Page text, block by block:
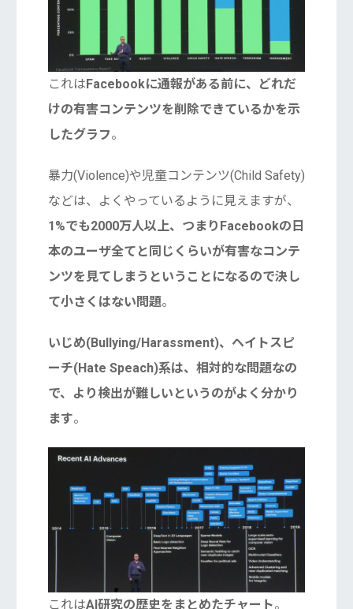
これは Facebookに通報がある前に、どれだ
けの有害コンテンツを削除できているかを示
したグラフ。
暴力(Violence)や児童コンテンツ(Child Safety)
などは、よくやっているように見えますが、
1%でも2000万人以上、つまりFacebookの日
本のユーザ全てと同じくらいが有害なコンテ
ンツを見てしまうということになるので決し
て小さくはない問題。
いじめ(Bullying/Harassment)、ヘイトスピ
ーチ(Hate Speach)系は、相対的な問題なの
で、より検出が難しいというのがよく分かり
ます。
これはAI研究の歴史をまとめたチャート。